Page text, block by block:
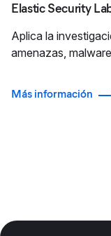
Elastic Security
Aplica la
amenazas,
Más información